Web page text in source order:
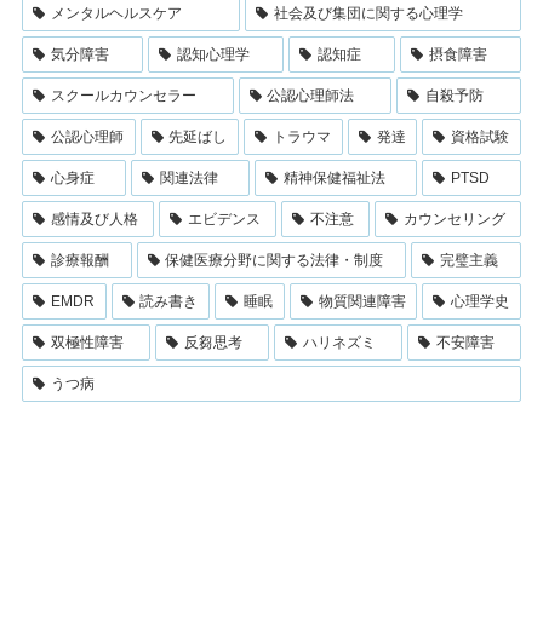
メンタルヘルスケア 社会及び集団に関する心理学
気分障害 認知心理学 認知症 摂食障害
スクールカウンセラー 公認心理師法 自殺予防
公認心理師 先延ばし トラウマ 発達 資格試験
心身症 関連法律 精神保健福祉法 PTSD
感情及び人格 エビデンス 不注意 カウンセリング
診療報酬 保健医療分野に関する法律・制度 完璧主義
EMDR 読み書き 睡眠 物質関連障害 心理学史
双極性障害 反芻思考 ハリネズミ 不安障害
うつ病